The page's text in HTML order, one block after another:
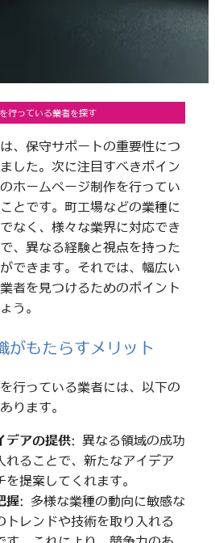
行っている業者を探す
、保守サポートの重要性につ
した。次に注目すべきポイン
ホームページ制作を行ってい
とです。町工場などの業種に
なく、様々な業界に対応でき
、異なる経験と視点を持った
できます。それでは、幅広い
者を見つけるためのポイント
う。
がもたらすメリット
行っている業者には、以下の
ります。
デアの提供: 異なる領域の成功
れることで、新たなアイデア
を提案してくれます。
握: 多様な業種の動向に敏感な
トレンドや技術を取り入れる